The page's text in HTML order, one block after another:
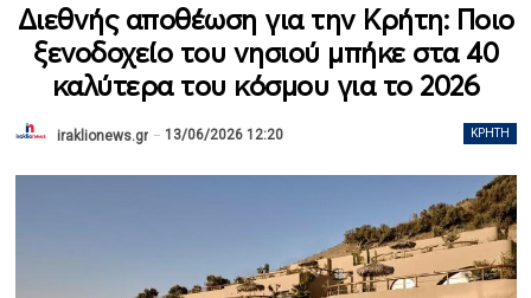
Διεθνής αποθέωση για την Κρήτη: Ποιο
ξενοδοχείο του νησιού μπήκε στα 40
καλύτερα του κόσμου για το 2026
ΚΡΉΤΗ
iraklionews.gr 13/06/2026 12:20